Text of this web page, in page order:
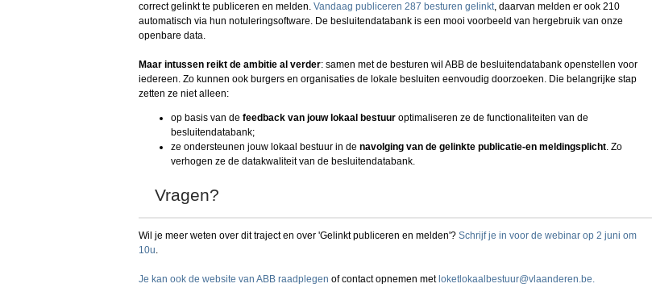
correct gelinkt te publiceren en melden. Vandaag publiceren 287 besturen gelinkt, daarvan melden er ook 210
automatisch via hun notuleringsoftware. De besluitendatabank is een mooi voorbeeld van hergebruik van onze
openbare data.
Maar intussen reikt de ambitie al verder: samen met de besturen wil ABB de besluitendatabank openstellen voor
iedereen. Zo kunnen ook burgers en organisaties de lokale besluiten eenvoudig doorzoeken. Die belangrijke stap
zetten ze niet alleen:
op basis van de feedback van jouw lokaal bestuur optimaliseren ze de functionaliteiten van de
besluitendatabank;
ze ondersteunen jouw lokaal bestuur in de navolging van de gelinkte publicatie-en meldingsplicht. Zo
verhogen ze de datakwaliteit van de besluitendatabank.
Vragen?
Wil je meer weten over dit traject en over 'Gelinkt publiceren en melden'? Schrijf je in voor de webinar op 2 juni om
10u.
Je kan ook de website van ABB raadplegen of contact opnemen met loketlokaalbestuur@vlaanderen.be.